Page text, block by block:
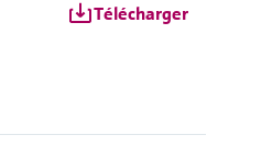
Télécharger